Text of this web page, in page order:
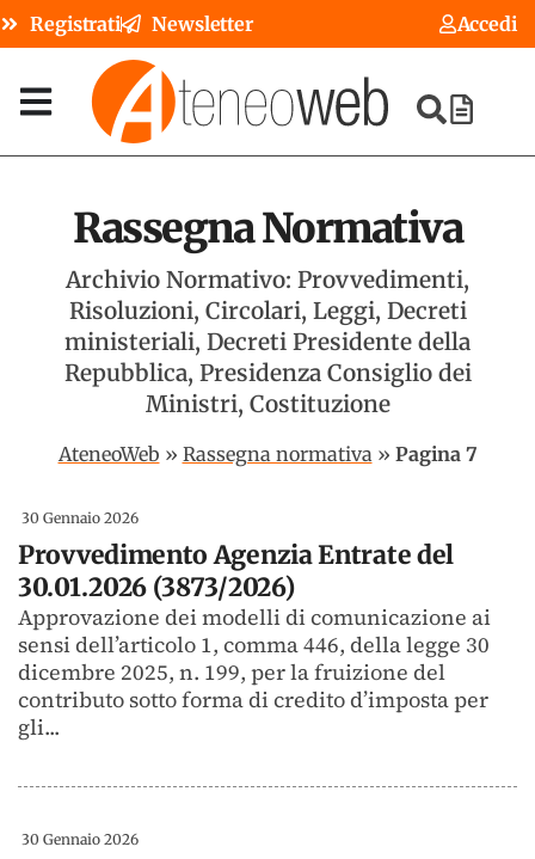
Registrati Newsletter Accedi
Rassegna Normativa
Archivio Normativo: Provvedimenti,
Risoluzioni, Circolari, Leggi, Decreti
ministeriali, Decreti Presidente della
Repubblica, Presidenza Consiglio dei
Ministri, Costituzione
AteneoWeb » Rassegna normativa» Pagina 7
30 Gennaio 2026
Provvedimento Agenzia Entrate del
30.01.2026 (3873/2026)
Approvazione dei modelli di comunicazione ai
sensi dell’articolo 1, comma 446, della legge 30
dicembre 2025, n. 199, per la fruizione del
contributo sotto forma di credito d’imposta per
gli...
30 Gennaio 2026